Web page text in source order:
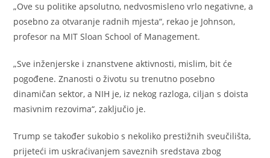
„Ove su politike apsolutno, nedvosmisleno vrlo negativne, a
posebno za otvaranje radnih mjesta“, rekao je Johnson,
profesor na MIT Sloan School of Management.
„Sve inženjerske i znanstvene aktivnosti, mislim, bit će
pogođene. Znanosti o životu su trenutno posebno
dinamičan sektor, a NIH je, iz nekog razloga, ciljan s doista
masivnim rezovima“, zaključio je.
Trump se također sukobio s nekoliko prestižnih sveučilišta,
prijeteći im uskraćivanjem saveznih sredstava zbog